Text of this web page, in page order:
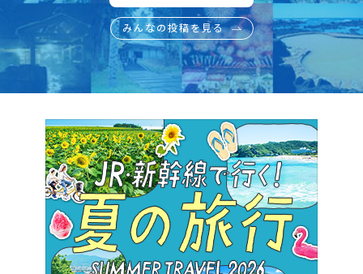
みんなの投稿を見る